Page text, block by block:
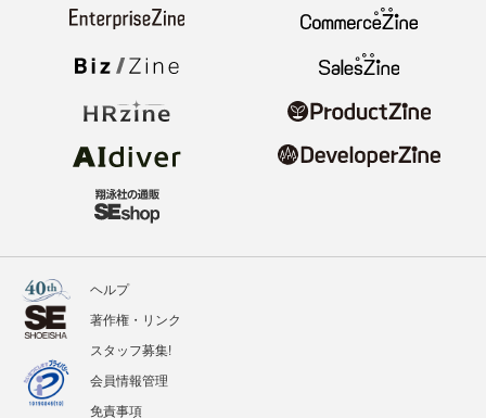
ヘルプ
著作権・リンク
スタッフ募集!
会員情報管理
免責事項